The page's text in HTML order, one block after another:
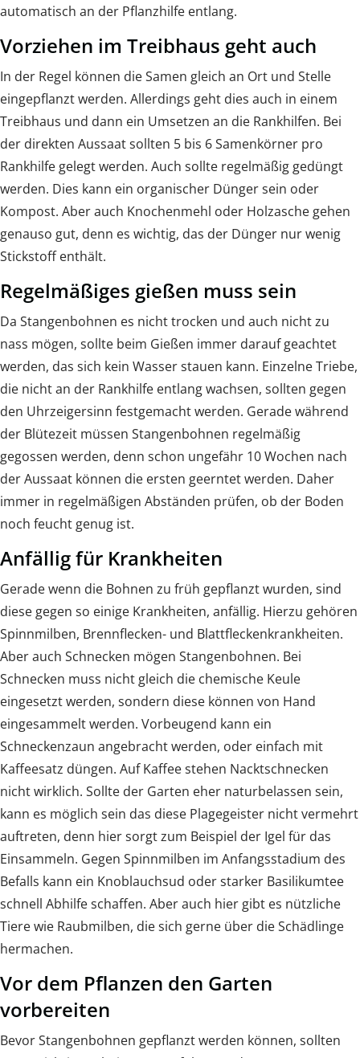
automatisch an der Pflanzhilfe entlang.
Vorziehen im Treibhaus geht auch
In der Regel können die Samen gleich an Ort und Stelle
eingepflanzt werden. Allerdings geht dies auch in einem
Treibhaus und dann ein Umsetzen an die Rankhilfen. Bei
der direkten Aussaat sollten 5 bis 6 Samenkörner pro
Rankhilfe gelegt werden. Auch sollte regelmäßig gedüngt
werden. Dies kann ein organischer Dünger sein oder
Kompost. Aber auch Knochenmehl oder Holzasche gehen
genauso gut, denn es wichtig, das der Dünger nur wenig
Stickstoff enthält.
Regelmäßiges gießen muss sein
Da Stangenbohnen es nicht trocken und auch nicht zu
nass mögen, sollte beim Gießen immer darauf geachtet
werden, das sich kein Wasser stauen kann. Einzelne Triebe,
die nicht an der Rankhilfe entlang wachsen, sollten gegen
den Uhrzeigersinn festgemacht werden. Gerade während
der Blütezeit müssen Stangenbohnen regelmäßig
gegossen werden, denn schon ungefähr 10 Wochen nach
der Aussaat können die ersten geerntet werden. Daher
immer in regelmäßigen Abständen prüfen, ob der Boden
noch feucht genug ist.
Anfällig für Krankheiten
Gerade wenn die Bohnen zu früh gepflanzt wurden, sind
diese gegen so einige Krankheiten, anfällig. Hierzu gehören
Spinnmilben, Brennflecken- und Blattfleckenkrankheiten.
Aber auch Schnecken mögen Stangenbohnen. Bei
Schnecken muss nicht gleich die chemische Keule
eingesetzt werden, sondern diese können von Hand
eingesammelt werden. Vorbeugend kann ein
Schneckenzaun angebracht werden, oder einfach mit
Kaffeesatz düngen. Auf Kaffee stehen Nacktschnecken
nicht wirklich. Sollte der Garten eher naturbelassen sein,
kann es möglich sein das diese Plagegeister nicht vermehrt
auftreten, denn hier sorgt zum Beispiel der Igel für das
Einsammeln. Gegen Spinnmilben im Anfangsstadium des
Befalls kann ein Knoblauchsud oder starker Basilikumtee
schnell Abhilfe schaffen. Aber auch hier gibt es nützliche
Tiere wie Raubmilben, die sich gerne über die Schädlinge
hermachen.
Vor dem Pflanzen den Garten
vorbereiten
Bevor Stangenbohnen gepflanzt werden können, sollten